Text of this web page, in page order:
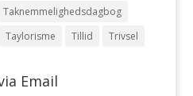
Taknemmelighedsdagbog
Taylorisme Tillid Trivsel
Email